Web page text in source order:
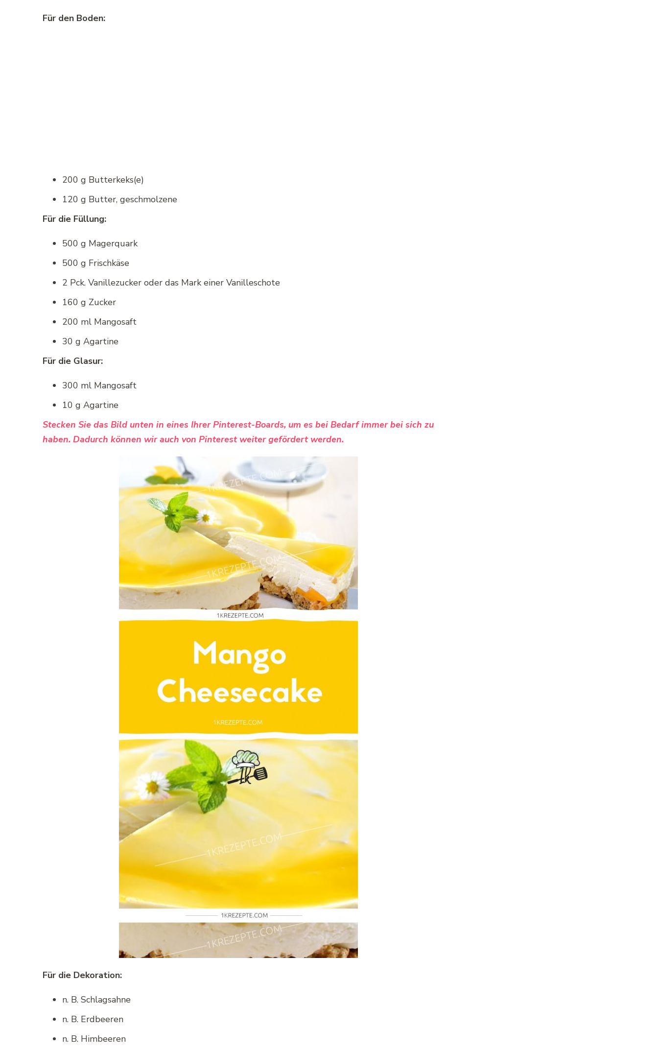
Für den Boden:
200 g Butterkeks(e)
120 g Butter, geschmolzene
Für die Füllung:
500 g Magerquark
500 g Frischkäse
2 Pck. Vanillezucker oder das Mark einer Vanilleschote
160 g Zucker
200 ml Mangosaft
30 g Agartine
Für die Glasur:
300 ml Mangosaft
10 g Agartine
Stecken Sie das Bild unten in eines Ihrer Pinterest-Boards, um es bei Bedarf immer bei sich zu
haben. Dadurch können wir auch von Pinterest weiter gefördert werden.
Für die Dekoration:
n. B. Schlagsahne
n. B. Erdbeeren
n. B. Himbeeren